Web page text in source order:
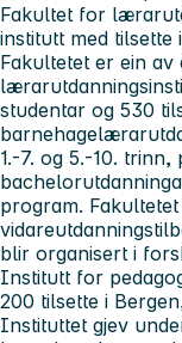
Fakultet for
institutt med tilsette
Fakultetet er ein av
studentar og 530
1.-7. og 5.-10.
program.
blir organisert i
Institutt for
200 tilsette i
Instituttet gjev